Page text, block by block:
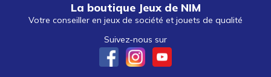
La boutique Jeux de NIM
Votre conseiller en jeux de société et jouets de qualité
Suivez-nous sur